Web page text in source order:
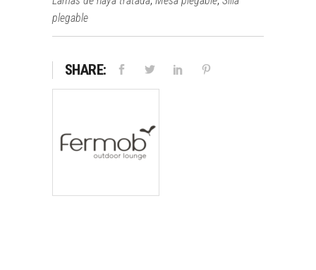
plegable
SHARE: